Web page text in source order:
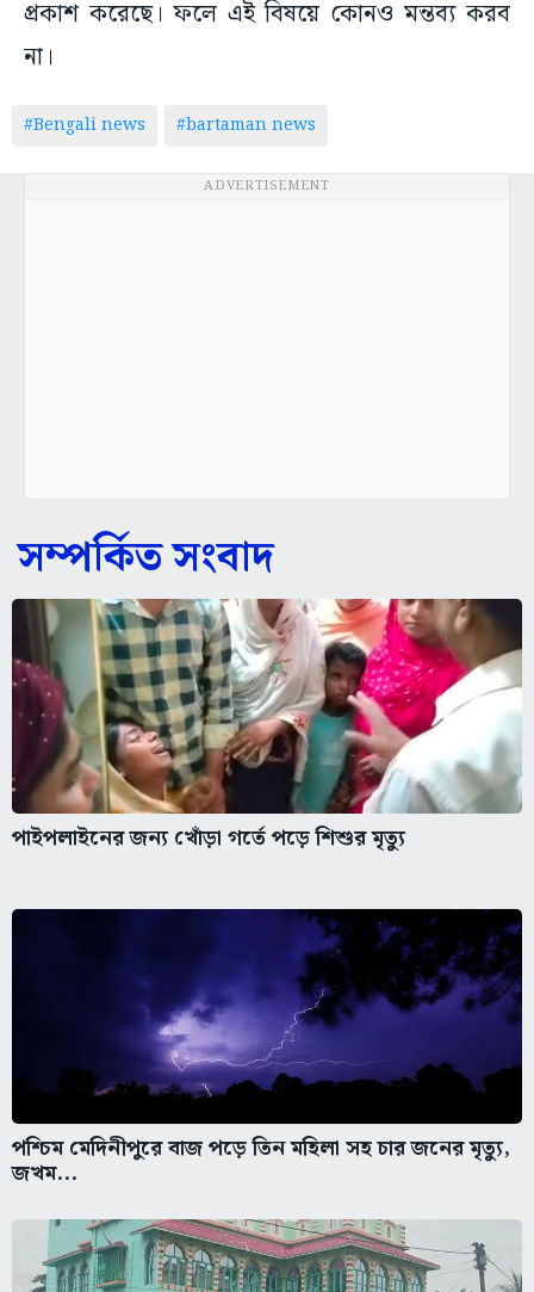
প্রকাশ করেছে। ফলে এই বিষয়ে কোনও মন্তব্য করব
না।
#Bengali news #bartaman news
ADVERTISEMENT
সম্পর্কিত সংবাদ
পাইপলাইনের জন্য খোঁড়া গর্তে পড়ে শিশুর মৃত্যু
পশ্চিম মেদিনীপুরে বাজ পড়ে তিন মহিলা সহ চার জনের মৃত্যু,
জখম...